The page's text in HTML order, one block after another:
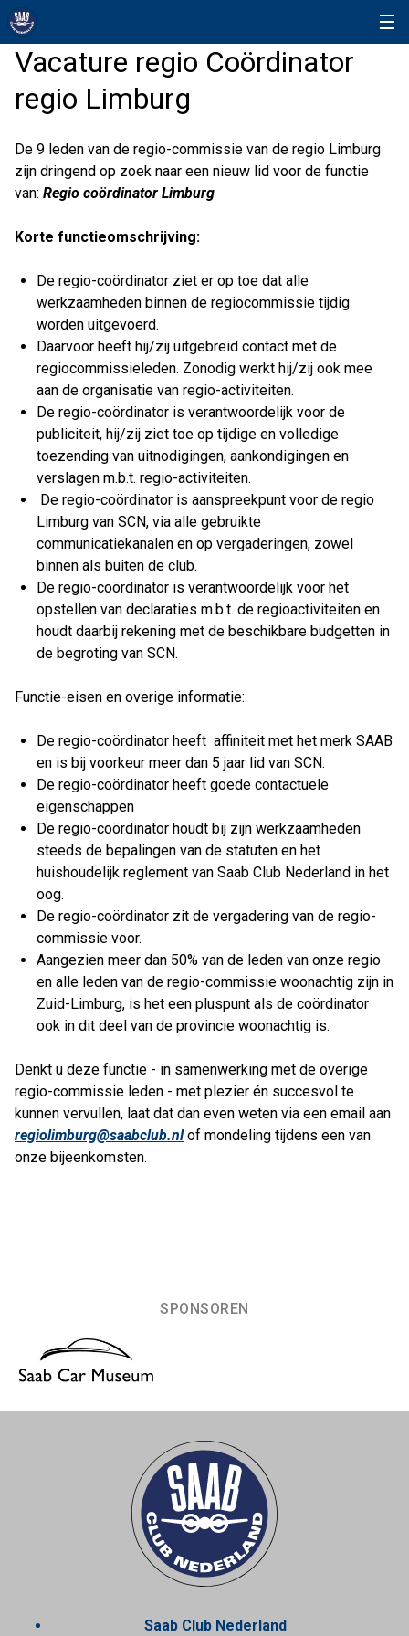
Vacature regio Coördinator
regio Limburg
De 9 leden van de regio-commissie van de regio Limburg
zijn dringend op zoek naar een nieuw lid voor de functie
van: Regio coördinator Limburg
Korte functieomschrijving:
De regio-coördinator ziet er op toe dat alle
werkzaamheden binnen de regiocommissie tijdig
worden uitgevoerd.
Daarvoor heeft hij/zij uitgebreid contact met de
regiocommissieleden. Zonodig werkt hij/zij ook mee
aan de organisatie van regio-activiteiten.
De regio-coördinator is verantwoordelijk voor de
publiciteit, hij/zij ziet toe op tijdige en volledige
toezending van uitnodigingen, aankondigingen en
verslagen m.b.t. regio-activiteiten.
De regio-coördinator is aanspreekpunt voor de regio
Limburg van SCN, via alle gebruikte
communicatiekanalen en op vergaderingen, zowel
binnen als buiten de club.
De regio-coördinator is verantwoordelijk voor het
opstellen van declaraties m.b.t. de regioactiviteiten en
houdt daarbij rekening met de beschikbare budgetten in
de begroting van SCN.
Functie-eisen en overige informatie:
De regio-coördinator heeft affiniteit met het merk SAAB
en is bij voorkeur meer dan 5 jaar lid van SCN.
De regio-coördinator heeft goede contactuele
eigenschappen
De regio-coördinator houdt bij zijn werkzaamheden
steeds de bepalingen van de statuten en het
huishoudelijk reglement van Saab Club Nederland in het
oog.
De regio-coördinator zit de vergadering van de regio-
commissie voor.
Aangezien meer dan 50% van de leden van onze regio
en alle leden van de regio-commissie woonachtig zijn in
Zuid-Limburg, is het een pluspunt als de coördinator
ook in dit deel van de provincie woonachtig is.
Denkt u deze functie - in samenwerking met de overige
regio-commissie leden - met plezier én succesvol te
kunnen vervullen, laat dat dan even weten via een email aan
regiolimburg@saabclub.nlof mondeling tijdens een van
onze bijeenkomsten.
SPONSOREN
Saab Club Nederland